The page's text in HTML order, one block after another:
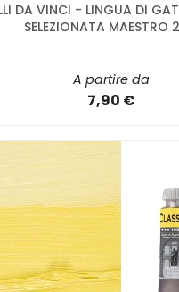
DA VINCI - LINGUA DI
SELEZIONATA MAESTRO
A partire da
7,90 €